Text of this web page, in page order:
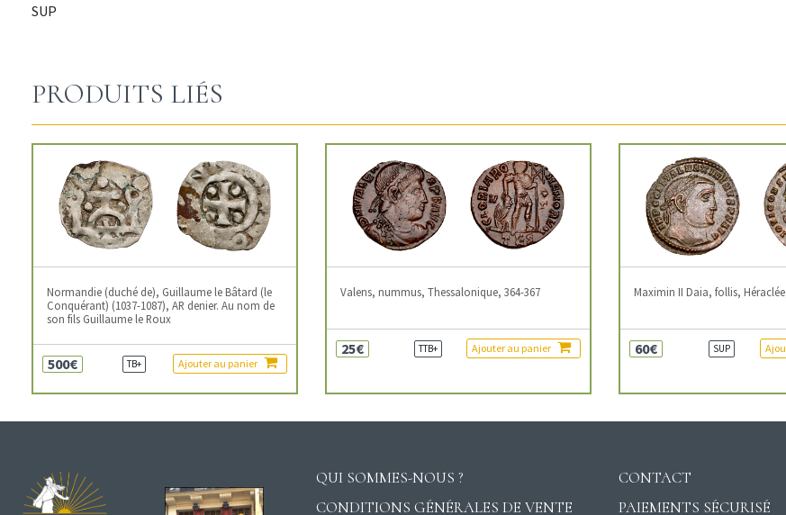
SUP
PRODUITS LIÉS
Normandie (duché de), Guillaume le Bâtard (le
Conquérant) (1037-1087), AR denier. Au nom de
son fils Guillaume le Roux
500€ TB+ Ajouter au panier
Valens, nummus, Thessalonique, 364-367
25€ TTB+ Ajouter au panier
Maximin II Daia, follis,
60€ SUP
QUI SOMMES-NOUS ?
CONDITIONS GÉNÉRALES DE VENTE
CONTACT
PAIEMENTS SÉCURISÉ